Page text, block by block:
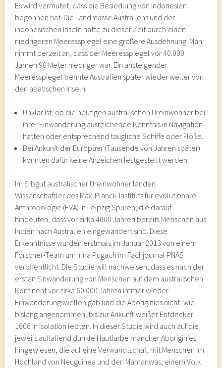
Es wird vermutet, dass die Besiedlung von Indonesien
begonnen hat. Die Landmasse Australiens und der
indonesischen Inseln hatte zu dieser Zeit durch einen
niedrigeren Meeresspiegel eine größere Ausdehnung. Man
nimmt derzeit an, dass der Meeresspiegel vor 40.000
Jahren 90 Meter niedriger war. Ein ansteigender
Meeresspiegel trennte Australien später wieder weiter von
den asiatischen Inseln.
Unklar ist, ob die heutigen australischen Ureinwohner bei
ihrer Einwanderung ausreichende Kenntnis in Navigation
hatten oder entsprechend taugliche Schiffe oder Flöße.
Bei Ankunft der Europäer (Tausende von Jahren später)
konnten dafür keine Anzeichen festgestellt werden.
Im Erbgut australischer Ureinwohner fanden
Wissenschaftler des Max-Planck-Instituts für evolutionäre
Anthropologie (EVA) in Leipzig Spuren, die darauf
hindeuten, dass vor zirka 4000 Jahren bereits Menschen aus
Indien nach Australien eingewandert sind. Diese
Erkenntnisse wurden erstmals im Januar 2013 von einem
Forscher-Team um Irina Pugach im Fachjournal PNAS
veröffentlicht. Die Studie will nachweisen, dass es nach der
ersten Einwanderung von Menschen auf dem australischen
Kontinent vor zirka 60.000 Jahren immer wieder
Einwanderungswellen gab und die Aboriginies nicht, wie
bislang angenommen, bis zur Ankunft weißer Entdecker
1606 in Isolation lebten. In dieser Studie wird auch auf die
jeweils auffallend dunkle Hautfarbe mancher Aboriginies
hingewiesen, die auf eine Verwandtschaft mit Menschen im
Hochland von Neuguinea und den Mamanwas, einem Volk